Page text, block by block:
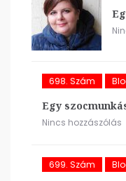
698. Szám
Egy
Nincs hozzászólás
699. Szám